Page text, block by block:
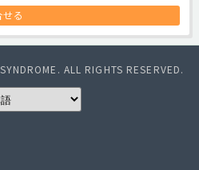
る
ALL RIGHTS RESERVED.